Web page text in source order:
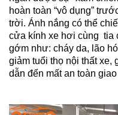
hoàn toàn “vô dụng”
trời. Ánh nắng có thể
cửa kính xe hơi cùng tia
gớm như: cháy da, lão
giảm tuổi thọ nội thất xe,
dẫn đến mất an toàn